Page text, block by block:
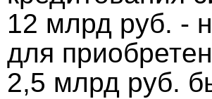
12 млрд руб. -
для
2,5 млрд руб.